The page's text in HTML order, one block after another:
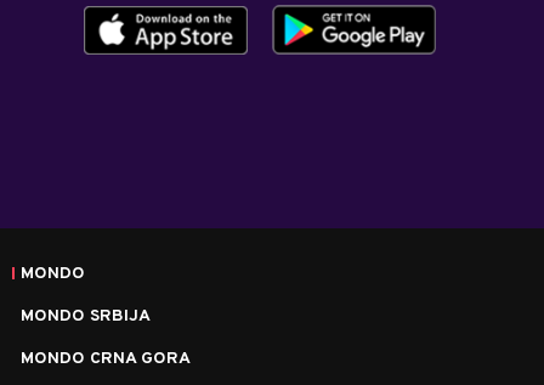
MONDO
MONDO SRBIJA
MONDO CRNA GORA